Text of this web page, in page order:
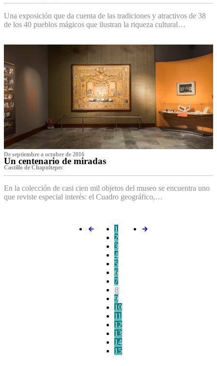
Una exposición que da cuenta de las tradiciones y atractivos de 38
de los 40 pueblos mágicos que ilustran la riqueza cultural…
De septiembre a octubre de 2016
Un centenario de miradas
Castillo de Chapultepec
En la colección de casi cien mil objetos del museo se encuentra uno
que reviste especial interés: el Cuadro geográfico,…
1
2
3
4
5
6
7
8
9
10
11
12
13
14
15